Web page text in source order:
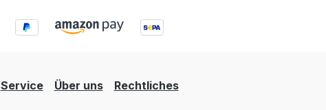
Service Über uns Rechtliches